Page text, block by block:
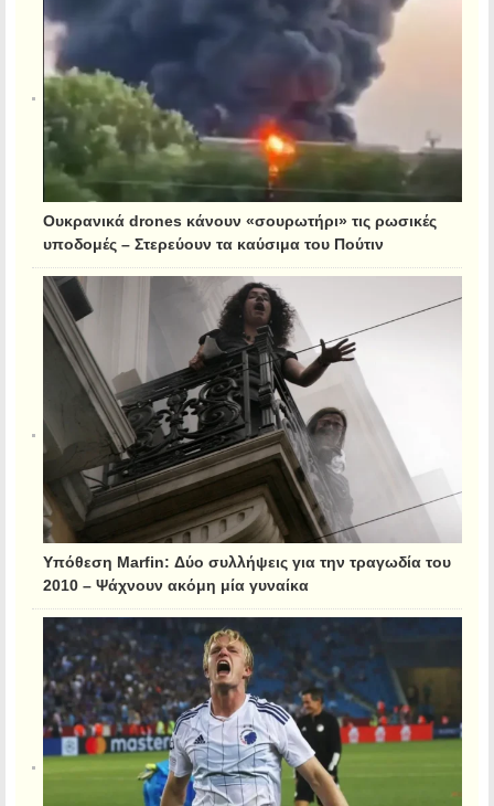
Ουκρανικά drones κάνουν «σουρωτήρι» τις ρωσικές
υποδομές – Στερεύουν τα καύσιμα του Πούτιν
Υπόθεση Marfin: Δύο συλλήψεις για την τραγωδία του
2010 – Ψάχνουν ακόμη μία γυναίκα